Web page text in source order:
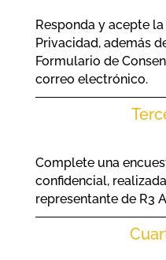
Responda y acepte
Privacidad, además
Formulario de
correo electrónico.
Complete una
confidencial,
representante de R3